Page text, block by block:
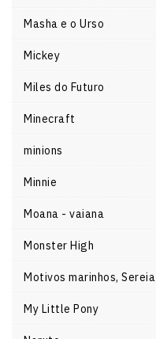
Masha e o Urso
Mickey
Miles do Futuro
Minecraft
minions
Minnie
Moana - vaiana
Monster High
Motivos marinhos, Sereia
My Little Pony